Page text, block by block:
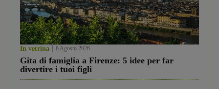
In vetrina 6 Agosto 2026
Gita di famiglia a Firenze: 5 idee per far
divertire i tuoi figli